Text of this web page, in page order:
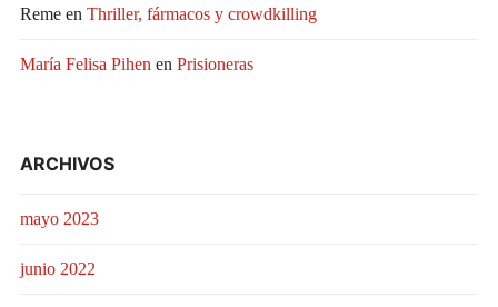
Remeen Thriller, fármacos y crowdkilling
María Felisa Pihen en Prisioneras
ARCHIVOS
mayo 2023
junio 2022